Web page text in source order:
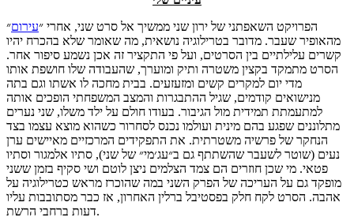
הפרויקט השאפתני של ירון שני ממשיך אל סרט שני, אחרי ״עירום״
מהאופיר שעבר. מדובר בטרילוגיה נושאית, מה שאומר שלא בהכרח יהיו
קשרים עלילתיים בין הסרטים, ועל פי התקציר זה אכן נשמע סיפור אחר.
הסרט מתמקד בקצין משטרה ותיק ומוערך, שהעבודה שלו חושפת אותו
מדי יום למקרים קשים ומזעזעים. בבית מחכה לו אשתו וגם בתה
מנישואים קודמים, שגיל ההתבגרות והמצב המשפחתי הופכים אותה
למתעמתת תמידית מול הגיבור. בעודו חולם על ילד משלו, שני נערים
מתלוננים שפגע בהם מינית ועולמו נכנס לסחרור כשהוא מוצא עצמו בצד
הנחקר של פרשיה משטרתית. את התפקידים המרכזיים מאיישים ערן
נעים (שוטר לשעבר שהשתתף גם ב״עג׳מי״ של שני), סתיו אלמגור וסתיו
פטאי. מי שכן חוזרים הם צמד הצלמים ניצן לוטם ושי סקיף בזמן ששני
מופקד גם על העריכה של הפרק השני במה שהוכרז מראש כטרילוגיה על
אהבה. הסרט לקח חלק בפסטיבל ברלין האחרון, אז כבר מסתובבות עליו
דעות ברחבי הרשת.